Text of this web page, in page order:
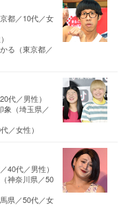
都／10代／女
る（東京都／
代／男性）
象（埼玉県／
／女性）
40代／男性）
神奈川県／50
県／50代／女